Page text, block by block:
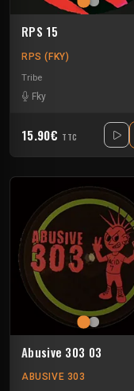
RPS 15
RPS (FKY)
Tribe
Fky
15.90€ TTC
Abusive 303 03
ABUSIVE 303